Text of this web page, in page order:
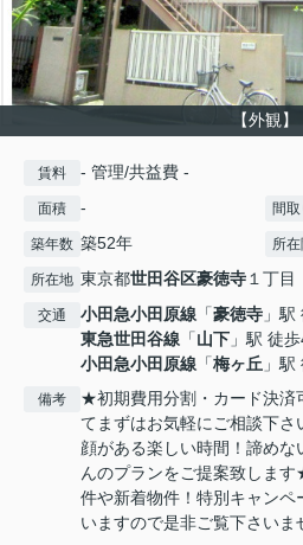
【外観】
賃料 - 管理/共益費 -
面積 - 間取
築年数 築52年 所
所在地 東京都世田谷区豪徳寺１丁目
交通 小田急小田原線 「豪徳寺 」
東急世田谷線 「山下 」駅 徒
小田急小田原線 「梅ヶ丘 」
備考
★初期費用分割・カード決済
てまずはお気軽にご相談下
顔がある楽しい時間！諦めな
んのプランをご提案致しま
件や新着物件！特別キャンペ
いますので是非ご覧下さいま